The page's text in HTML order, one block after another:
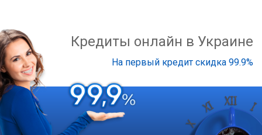
Кредиты онлайн в Украине
На первый кредит скидка 99.9%